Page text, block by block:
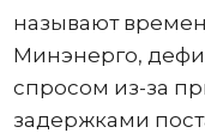
называют
Минэнерго,
спросом из-за
задержками